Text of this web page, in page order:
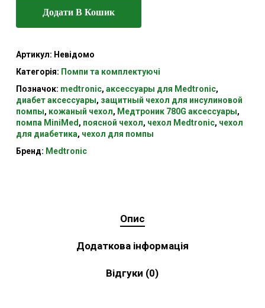
Додати В Кошик
Артикул: Невідомо
Категорія: Помпи та комплектуючі
Позначок: medtronic, аксессуары для Medtronic,
диабет аксессуары, защитный чехол для инсулиновой
помпы, кожаный чехол, Медтроник 780G аксессуары,
помпа MiniMed , поясной чехол, чехол Medtronic, чехол
для диабетика, чехол для помпы
Бренд: Medtronic
Опис
Додаткова інформація
Відгуки (0)